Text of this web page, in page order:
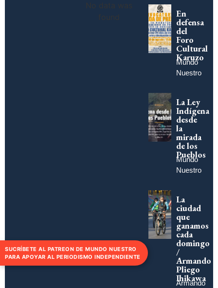
No data was
found
En
defensa
del
Foro
Cultural
Karuzo
Mundo
Nuestro
La Ley
Indígena
desde
la
mirada
de los
Pueblos
Mundo
Nuestro
La
ciudad
que
ganamos
cada
domingo
/
Armando
Pliego
Ihikawa
Armando
SUCRÍBETE AL PATREON DE MUNDO NUESTRO
PARA APOYAR AL PERIODISMO INDEPENDIENTE